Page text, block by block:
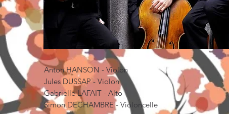
Anton HANSON - Violon
Jules DUSSAP - Violon
Gabrielle LAFAIT - Alto
Simon DECHAMBRE - Violoncelle